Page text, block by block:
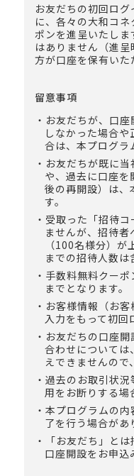
お友だちの初回ロ
に、各々の大和コ
ポンを進呈いたしま
はありません（進
方が口座を保有いた
留意事項
お友だちが、口
しなかった場合
合は、本プログラ
お友だちが既に
や、過去に口座を
後の再開設）は、
す。
受取った「招待コ
ませんが、招待
（100名様分）
までの招待人数は
手数料無料クー
までとなります。
お客様情報（お客
入力をもって初回
お友だちの口座
合わせについては
えできませんので
過去のお取引状況
用をお断りする場
本プログラムの
了を行う場合があ
「お友だち」と
口座開設をお申込